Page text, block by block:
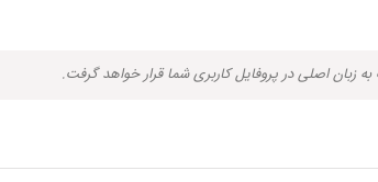
زبان اصلی در پروفایل کاربری شما قرار خواهد گرفت.